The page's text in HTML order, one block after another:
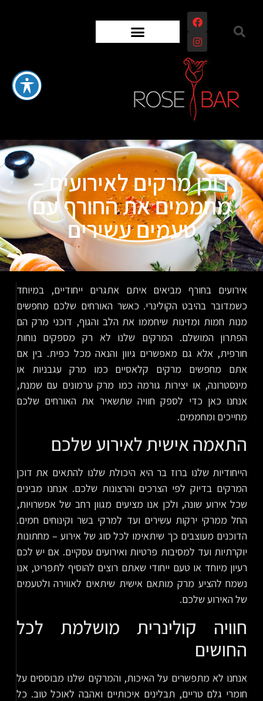
דוכן מרקים לאירועים –
מחממים את החורף עם
טעמים עשירים
אירועים בחורף מביאים איתם אתגרים ייחודיים, במיוחד
כשמדובר בהיבט הקולינרי. כאשר האורחים שלכם מחפשים
מנות חמות ומזינות שיחממו את הלב והגוף, דוכני מרק הם
הפתרון המושלם. המרקים שלנו לא רק מספקים נוחות
חורפית, אלא גם מאפשרים גיוון והנאה מכל כפית. בין אם
אתם מחפשים מרקים קלאסיים כמו מרק עגבניות או
מינסטרונה, או יצירות גורמה כמו מרק ערמונים עם שמנת,
אנחנו כאן כדי לספק חוויה שתשאיר את האורחים שלכם
מחייכים ומחממים.
התאמה אישית לאירוע שלכם
הייחודיות שלנו ברוז בר היא היכולת שלנו להתאים את דוכן
המרקים בדיוק לפי הצרכים והרצונות שלכם. אנחנו מבינים
שכל אירוע שונה, ולכן אנו מציעים מגוון רחב של אפשרויות,
החל ממרקי ירקות עשירים ועד למרקי בשר וקינוחים חמים.
הדוכנים מעוצבים כך שיתאימו לכל סוג של אירוע – מחתונות
יוקרתיות ועד למסיבות פרטיות ואירועים עסקיים. אם יש לכם
רעיון מיוחד או טעם ייחודי שאתם רוצים להוסיף לתפריט, אנו
נשמח להציע מרק מותאם אישית שיתאים לאווירה ולטעמים
של האירוע שלכם.
חוויה קולינרית מושלמת לכל
החושים
אנחנו לא מתפשרים על האיכות, והמרקים שלנו מבוססים על
חומרי גלם טריים, תבלינים איכותיים ואהבה לאוכל טוב. כל